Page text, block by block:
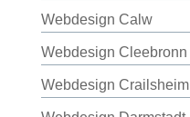
Webdesign Calw
Webdesign Cleebronn
Webdesign Crailsheim